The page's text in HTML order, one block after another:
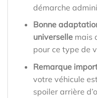
démarche
Bonne
universellemais
pour ce type de
Remarque
votre véhicule
spoiler arrière